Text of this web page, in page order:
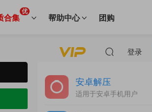
合集
优
帮助中心 团购
登录
安卓解压
适用于安卓手机用户